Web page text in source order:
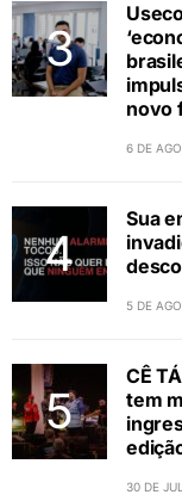
novo
6 DE
Sua
5 DE
CÊ
tem
30 DE